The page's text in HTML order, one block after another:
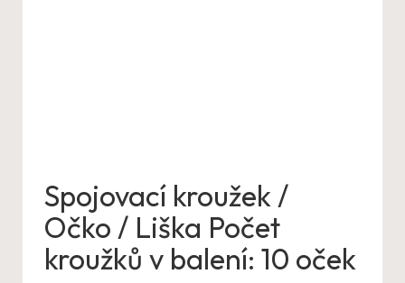
Spojovací kroužek /
Očko / Liška Počet
kroužků v balení: 10 oček